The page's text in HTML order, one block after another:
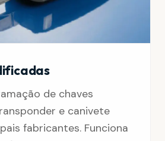
de chaves
e canivete
fabricantes. Funciona